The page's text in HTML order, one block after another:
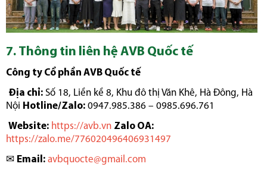
7. Thông tin liên hệ AVB Quốc tế
Công ty Cổ phần AVB Quốc tế
Địa chỉ: Số 18, Liền kề 8, Khu đô thị Văn Khê, Hà Đông, Hà
Nội Hotline/Zalo: 0947.985.386 – 0985.696.761
Website: https://avb.vn Zalo OA:
https://zalo.me/776020496406931497
✉️ Email: avbquocte@gmail.com